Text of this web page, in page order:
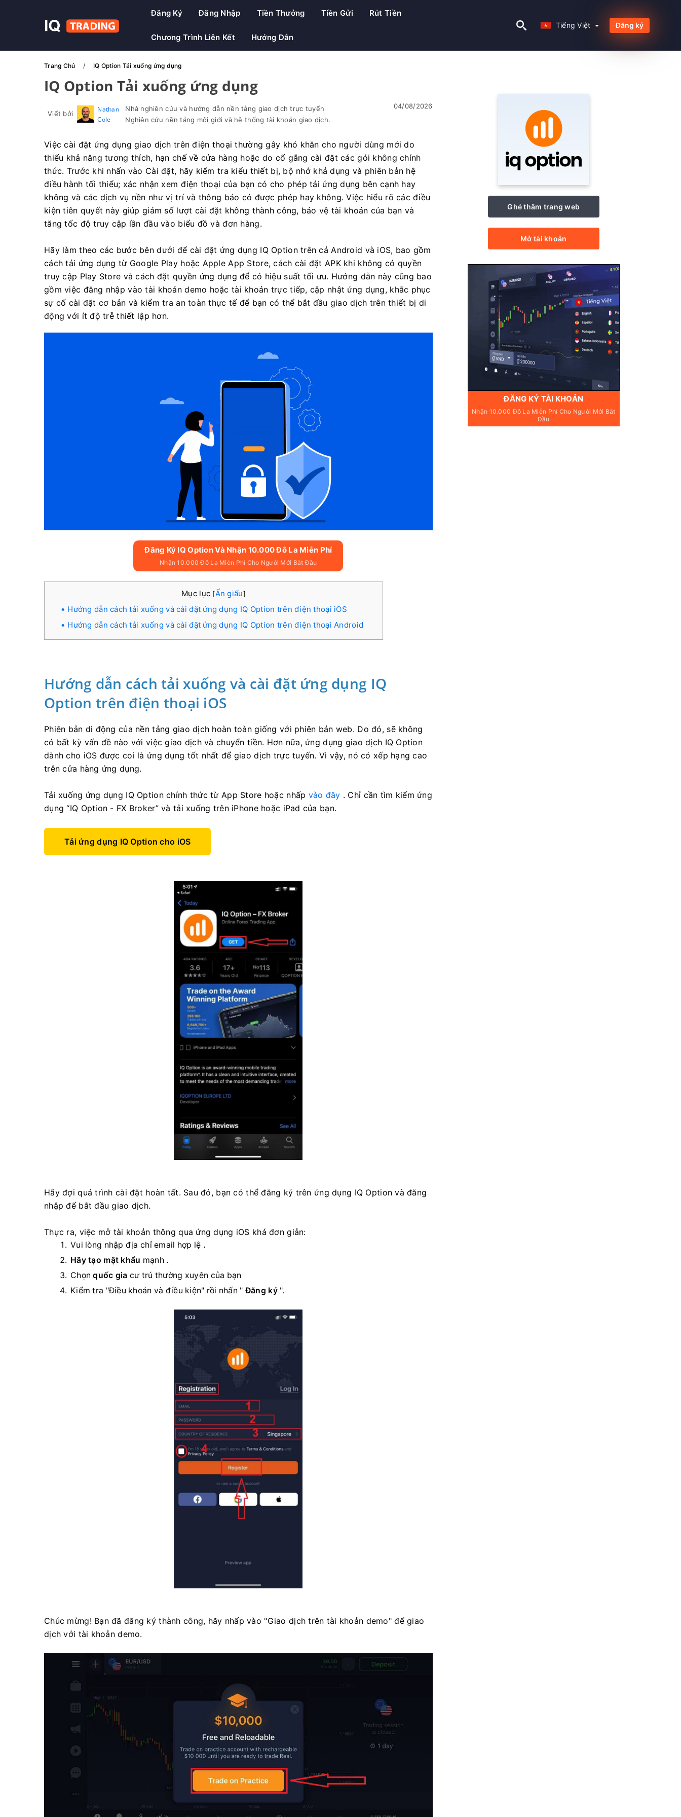
Tiếng Việt
Đăng Ký Đăng Nhập Tiền Thưởng Tiền Gửi Rút Tiền
Chương Trình Liên Kết Hướng Dẫn
Tiếng Việt Đăng ký
Trang Chủ IQ Option Tải xuống ứng dụng
IQ Option Tải xuống ứng dụng
Viết bởi
Nathan
Cole
Nhà nghiên cứu và hướng dẫn nền tảng giao dịch trực tuyến
Nghiên cứu nền tảng môi giới và hệ thống tài khoản giao dịch.
04/08/2026
Việc cài đặt ứng dụng giao dịch trên điện thoại thường gây khó khăn cho người dùng mới do
thiếu khả năng tương thích, hạn chế về cửa hàng hoặc do cố gắng cài đặt các gói không chính
thức. Trước khi nhấn vào Cài đặt, hãy kiểm tra kiểu thiết bị, bộ nhớ khả dụng và phiên bản hệ
điều hành tối thiểu; xác nhận xem điện thoại của bạn có cho phép tải ứng dụng bên cạnh hay
không và các dịch vụ nền như vị trí và thông báo có được phép hay không. Việc hiểu rõ các điều
kiện tiên quyết này giúp giảm số lượt cài đặt không thành công, bảo vệ tài khoản của bạn và
tăng tốc độ truy cập lần đầu vào biểu đồ và đơn hàng.
Hãy làm theo các bước bên dưới để cài đặt ứng dụng IQ Option trên cả Android và iOS, bao gồm
cách tải ứng dụng từ Google Play hoặc Apple App Store, cách cài đặt APK khi không có quyền
truy cập Play Store và cách đặt quyền ứng dụng để có hiệu suất tối ưu. Hướng dẫn này cũng bao
gồm việc đăng nhập vào tài khoản demo hoặc tài khoản trực tiếp, cập nhật ứng dụng, khắc phục
sự cố cài đặt cơ bản và kiểm tra an toàn thực tế để bạn có thể bắt đầu giao dịch trên thiết bị di
động với ít độ trễ thiết lập hơn.
Đăng Ký IQ Option Và Nhận 10.000 Đô La Miễn Phí
Nhận 10.000 Đô La Miễn Phí Cho Người Mới Bắt Đầu
Mục lục [Ẩn giấu]
Hướng dẫn cách tải xuống và cài đặt ứng dụng IQ Option trên điện thoại iOS
Hướng dẫn cách tải xuống và cài đặt ứng dụng IQ Option trên điện thoại Android
Hướng dẫn cách tải xuống và cài đặt ứng dụng IQ
Option trên điện thoại iOS
Phiên bản di động của nền tảng giao dịch hoàn toàn giống với phiên bản web. Do đó, sẽ không
có bất kỳ vấn đề nào với việc giao dịch và chuyển tiền. Hơn nữa, ứng dụng giao dịch IQ Option
dành cho iOS được coi là ứng dụng tốt nhất để giao dịch trực tuyến. Vì vậy, nó có xếp hạng cao
trên cửa hàng ứng dụng.
Tải xuống ứng dụng IQ Option chính thức từ App Store hoặc nhấp vào đây . Chỉ cần tìm kiếm ứng
dụng “IQ Option - FX Broker” và tải xuống trên iPhone hoặc iPad của bạn.
Tải ứng dụng IQ Option cho iOS
Hãy đợi quá trình cài đặt hoàn tất. Sau đó, bạn có thể đăng ký trên ứng dụng IQ Option và đăng
nhập để bắt đầu giao dịch.
Thực ra, việc mở tài khoản thông qua ứng dụng iOS khá đơn giản:
Vui lòng nhập địa chỉ email hợp lệ .
Hãy tạo mật khẩu mạnh .
Chọnquốc gia cư trú thường xuyên của bạn
Kiểm tra "Điều khoản và điều kiện" rồi nhấn "Đăng ký".
Chúc mừng! Bạn đã đăng ký thành công, hãy nhấp vào "Giao dịch trên tài khoản demo" để giao
dịch với tài khoản demo.
Ghé thăm trang web
Mở tài khoản
ĐĂNG KÝ TÀI KHOẢN
Nhận 10.000 Đô La Miễn Phí Cho Người Mới Bắt
Đầu